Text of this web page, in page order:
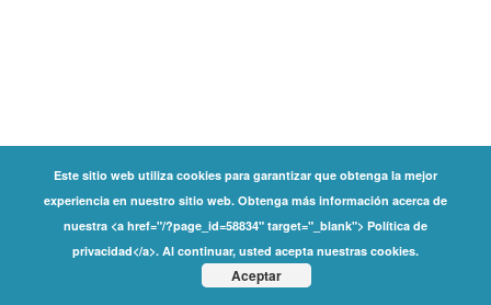
Este sitio web utiliza cookies para garantizar que obtenga la mejor
experiencia en nuestro sitio web. Obtenga más información acerca de
nuestra <a href="/?page_id=58834" target="_blank"> Política de
privacidad</a>. Al continuar, usted acepta nuestras cookies.
Aceptar